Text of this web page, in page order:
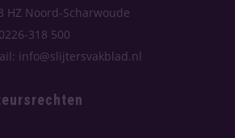
HZ Noord-Scharwoude
318 500
info@slijtersvakblad.nl